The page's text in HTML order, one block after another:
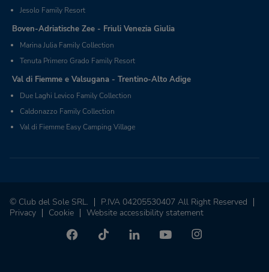
Jesolo Family Resort
Boven-Adriatische Zee - Friuli Venezia Giulia
Marina Julia Family Collection
Tenuta Primero Grado Family Resort
Val di Fiemme e Valsugana - Trentino-Alto Adige
Due Laghi Levico Family Collection
Caldonazzo Family Collection
Val di Fiemme Easy Camping Village
© Club del Sole SRL.
P.IVA 04205530407 All Right Reserved
Privacy
Cookie Website accessibility statement